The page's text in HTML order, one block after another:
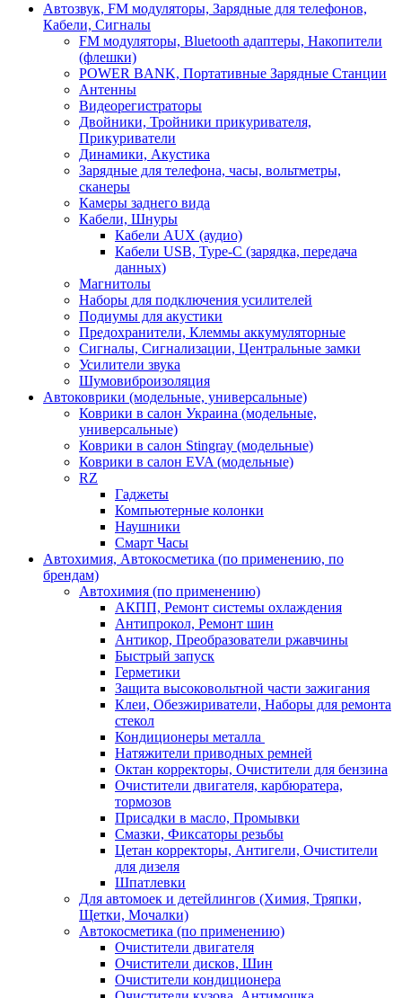
Автозвук, FM модуляторы, Зарядные для телефонов,
Кабели, Сигналы
FM модуляторы, Bluetooth адаптеры, Накопители
(флешки)
POWER BANK, Портативные Зарядные Станции
Антенны
Видеорегистраторы
Двойники, Тройники прикуривателя,
Прикуриватели
Динамики, Акустика
Зарядные для телефона, часы, вольтметры,
сканеры
Камеры заднего вида
Кабели, Шнуры
Кабели AUX (аудио)
Кабели USB, Type-C (зарядка, передача
данных)
Магнитолы
Наборы для подключения усилителей
Подиумы для акустики
Предохранители, Клеммы аккумуляторные
Сигналы, Сигнализации, Центральные замки
Усилители звука
Шумовиброизоляция
Автоковрики (модельные, универсальные)
Коврики в салон Украина (модельные,
универсальные)
Коврики в салон Stingray (модельные)
Коврики в салон EVA (модельные)
RZ
Гаджеты
Компьютерные колонки
Наушники
Смарт Часы
Автохимия, Автокосметика (по применению, по
брендам)
Автохимия (по применению)
АКПП, Ремонт системы охлаждения
Антипрокол, Ремонт шин
Антикор, Преобразователи ржавчины
Быстрый запуск
Герметики
Защита высоковольтной части зажигания
Клеи, Обезжириватели, Наборы для ремонта
стекол
Кондиционеры металла
Натяжители приводных ремней
Октан корректоры, Очистители для бензина
Очистители двигателя, карбюратера,
тормозов
Присадки в масло, Промывки
Смазки, Фиксаторы резьбы
Цетан корректоры, Антигели, Очистители
для дизеля
Шпатлевки
Для автомоек и детейлингов (Химия, Тряпки,
Щетки, Мочалки)
Автокосметика (по применению)
Очистители двигателя
Очистители дисков, Шин
Очистители кондиционера